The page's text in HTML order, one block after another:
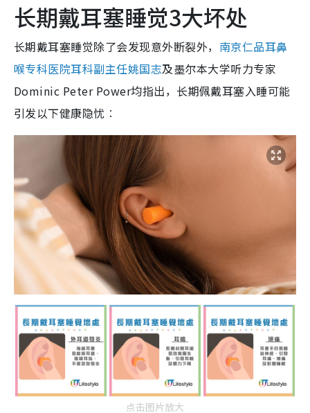
长期戴耳塞睡觉3大坏处
长期戴耳塞睡觉除了会发现意外断裂外， 南京仁品耳鼻
喉专科医院耳科副主任姚国志及墨尔本大学听力专家
Dominic Peter Power均指出，长期佩戴耳塞入睡可能
引发以下健康隐忧︰
点击图片放大